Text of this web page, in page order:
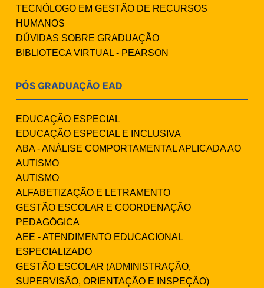
TECNÓLOGO EM GESTÃO DE RECURSOS
HUMANOS
DÚVIDAS SOBRE GRADUAÇÃO
BIBLIOTECA VIRTUAL - PEARSON
PÓS GRADUAÇÃO EAD
EDUCAÇÃO ESPECIAL
EDUCAÇÃO ESPECIAL E INCLUSIVA
ABA - ANÁLISE COMPORTAMENTAL APLICADA AO
AUTISMO
AUTISMO
ALFABETIZAÇÃO E LETRAMENTO
GESTÃO ESCOLAR E COORDENAÇÃO
PEDAGÓGICA
AEE - ATENDIMENTO EDUCACIONAL
ESPECIALIZADO
GESTÃO ESCOLAR (ADMINISTRAÇÃO,
SUPERVISÃO, ORIENTAÇÃO E INSPEÇÃO)